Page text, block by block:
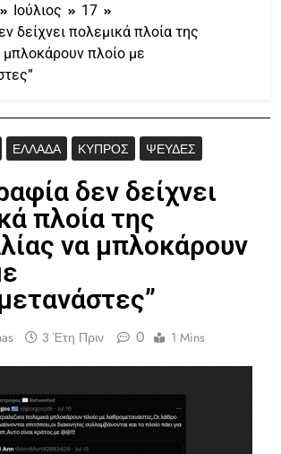
Ιούλιος
17
δείχνει πολεμικά πλοία της
πλοίο με
ΕΛΛΆΔΑ ΚΎΠΡΟΣ ΨΕΥΔΈΣ
δεν δείχνει
πλοία της
να μπλοκάρουν
3 Έτη Πριν 0 1 Mins